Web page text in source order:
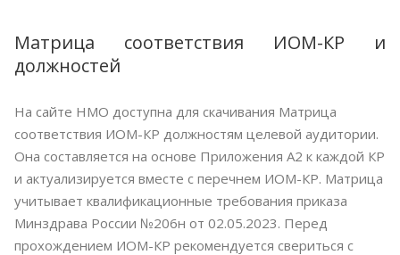
Матрица соответствия ИОМ-КР и
должностей
На сайте НМО доступна для скачивания Матрица
соответствия ИОМ-КР должностям целевой аудитории.
Она составляется на основе Приложения А2 к каждой КР
и актуализируется вместе с перечнем ИОМ-КР. Матрица
учитывает квалификационные требования приказа
Минздрава России №206н от 02.05.2023. Перед
прохождением ИОМ-КР рекомендуется свериться с